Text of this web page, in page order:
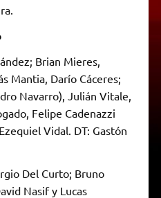
Brian Mieres,
Mantia, Darío Cáceres;
Navarro), Julián Vitale,
Felipe Cadenazzi
Vidal. DT: Gastón
Del Curto; Bruno
Nasif y Lucas